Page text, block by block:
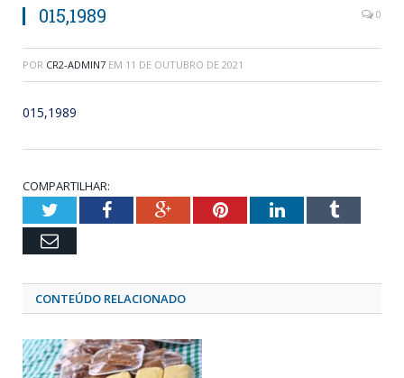
015,1989 0
POR CR2-ADMIN7 EM 11 DE OUTUBRO DE 2021
015,1989
COMPARTILHAR:
TwitterFacebookGoogle+PinterestLinkedInTumblr
Email
CONTEÚDO RELACIONADO